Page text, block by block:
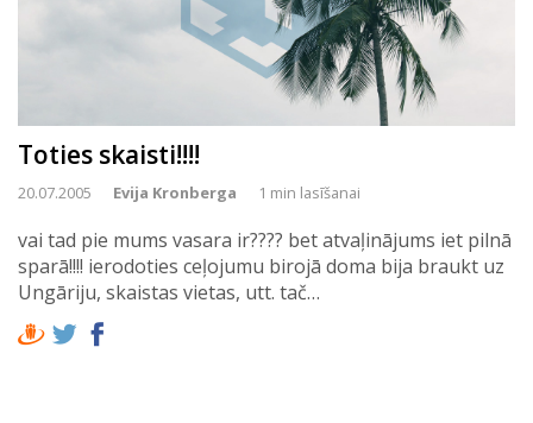
Toties skaisti!!!!
20.07.2005 Evija Kronberga 1 min lasīšanai
vai tad pie mums vasara ir???? bet atvaļinājums iet pilnā
sparā!!!! ierodoties ceļojumu birojā doma bija braukt uz
Ungāriju, skaistas vietas, utt. tač…